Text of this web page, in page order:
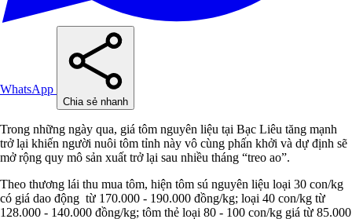
WhatsApp
Chia sẻ nhanh
Trong những ngày qua, giá tôm nguyên liệu tại Bạc Liêu tăng mạnh
trở lại khiến người nuôi tôm tỉnh này vô cùng phấn khởi và dự định sẽ
mở rộng quy mô sản xuất trở lại sau nhiều tháng “treo ao”.
Theo thương lái thu mua tôm, hiện tôm sú nguyên liệu loại 30 con/kg
có giá dao động từ 170.000 - 190.000 đồng/kg; loại 40 con/kg từ
128.000 - 140.000 đồng/kg; tôm thẻ loại 80 - 100 con/kg giá từ 85.000